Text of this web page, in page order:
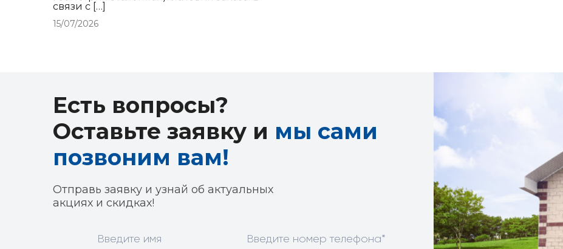
связи с […]
15/07/2026
Есть вопросы?
Оставьте заявку и мы сами
позвоним вам!
Отправь заявку и узнай об актуальных
акциях и скидках!